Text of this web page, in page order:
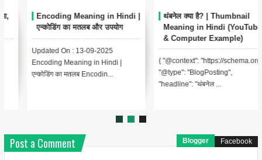
Encoding Meaning in Hindi |
एन्कोडिंग का मतलब और उपयोग
Updated On : 13-09-2025
Encoding Meaning in Hindi |
एन्कोडिंग का मतलब Encodin...
थंबनेल क्या है? | Thumbnail
Meaning in Hindi (YouTube
& Computer Example)
{ "@context": "https://schema.org",
"@type": "BlogPosting",
"headline": "थंबनेल ...
Post a Comment Blogger Facebook